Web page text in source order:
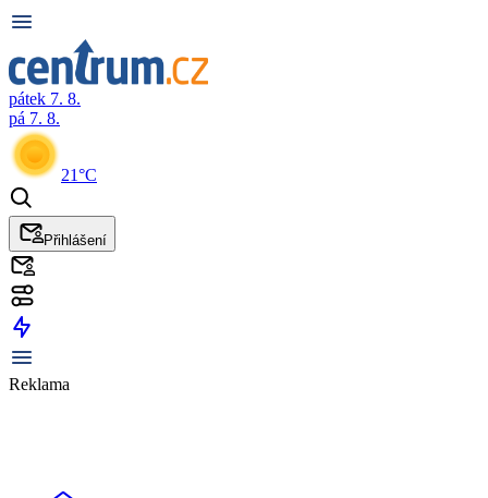
pátek 7. 8.
pá 7. 8.
21°C
Přihlášení
Reklama